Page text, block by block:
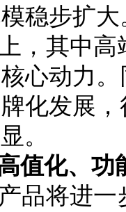
稳步扩
，其中
心动力
化发展
。
值化、
品将进